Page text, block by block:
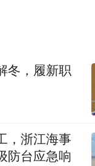
织直属协会(UCA)
合国教科文
耶达主持。
冬，履新职
，浙江海事
防台应急响